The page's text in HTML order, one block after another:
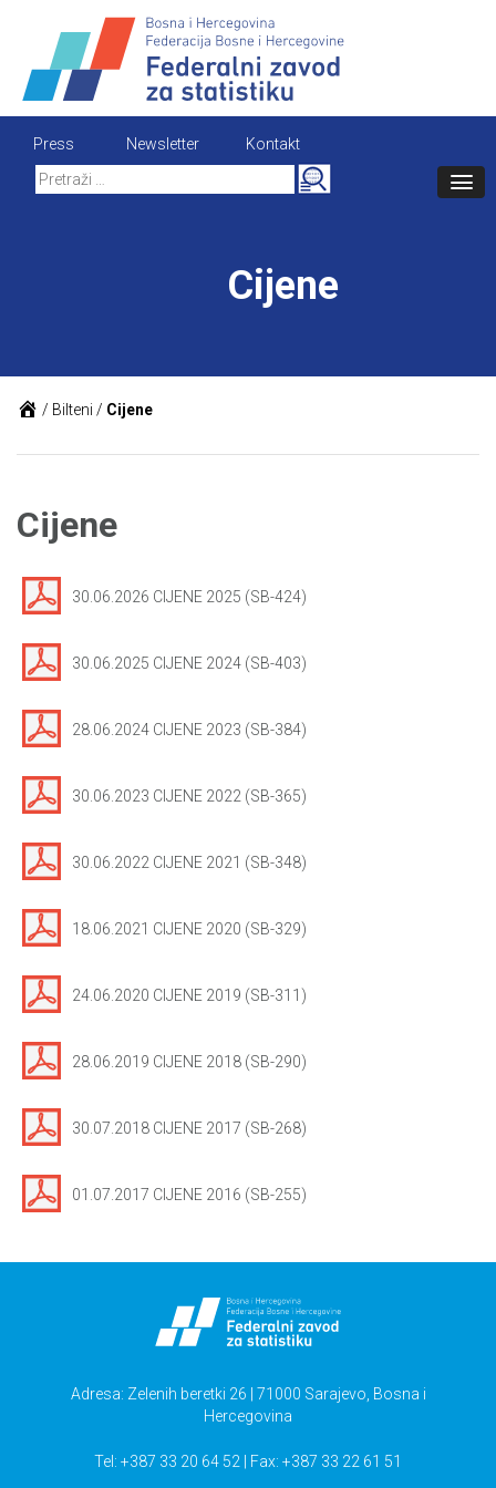
content
Press Newsletter
Kontakt
Search
for:
Cijene
/ Bilteni / Cijene
Cijene
30.06.2026 CIJENE 2025 (SB-424)
30.06.2025 CIJENE 2024 (SB-403)
28.06.2024 CIJENE 2023 (SB-384)
30.06.2023 CIJENE 2022 (SB-365)
30.06.2022 CIJENE 2021 (SB-348)
18.06.2021 CIJENE 2020 (SB-329)
24.06.2020 CIJENE 2019 (SB-311)
28.06.2019 CIJENE 2018 (SB-290)
30.07.2018 CIJENE 2017 (SB-268)
01.07.2017 CIJENE 2016 (SB-255)
Adresa: Zelenih beretki 26 | 71000 Sarajevo, Bosna i
Hercegovina
Tel: +387 33 20 64 52 | Fax: +387 33 22 61 51